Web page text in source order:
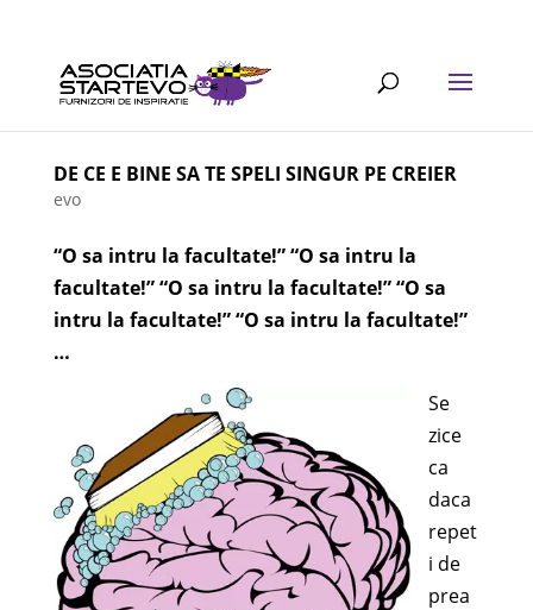
DE CE E BINE SA TE SPELI SINGUR PE CREIER
evo
“O sa intru la facultate!” “O sa intru la
facultate!” “O sa intru la facultate!” “O sa
intru la facultate!” “O sa intru la facultate!”
…
Se
zice
ca
daca
repet
i de
prea